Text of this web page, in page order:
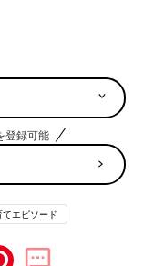
と感じたところがあ
たので、『全体的に
登録可能
エピソード